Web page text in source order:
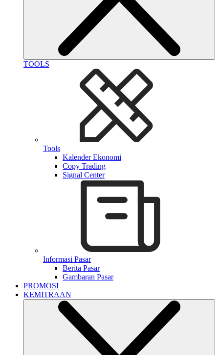
TOOLS
Tools
Kalender Ekonomi
Copy Trading
Signal Center
Informasi Pasar
Berita Pasar
Gambaran Pasar
PROMOSI
KEMITRAAN